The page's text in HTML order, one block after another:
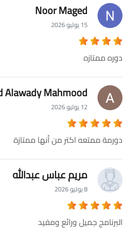
Noor Maged
15 يوليو 2026
دوره ممتازه
Alawady Mahmood
12 يوليو 2026
دورمة ممتعه اكتر من أنها ممتازة
مريم عباس عبدالله
8 يوليو 2026
البرنامج جميل ورائع ومفيد